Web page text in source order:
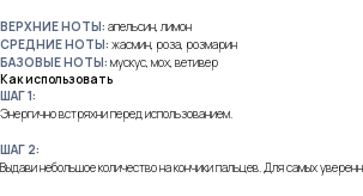
ВЕРХНИЕ НОТЫ: апельсин, лимон
СРЕДНИЕ НОТЫ: жасмин, роза, розмарин
БАЗОВЫЕ НОТЫ: мускус, мох, ветивер
Как использовать
ШАГ 1:
Энергично встряхни перед использованием.
ШАГ 2:
Выдави небольшое количество на кончики пальцев. Для самых